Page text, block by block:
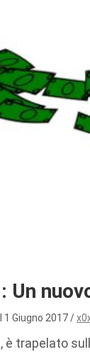
Un
Giugno 2017
è trapelato